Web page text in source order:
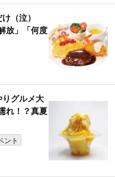
（泣）
放」「何度
りグルメ大
れ！？真夏
ント